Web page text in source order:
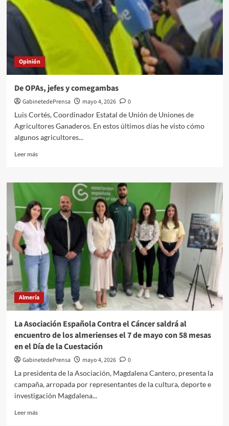
Níjar)
Opinión
De OPAs, jefes y comegambas
GabinetedePrensa mayo 4, 2026
0
Luis Cortés, Coordinador Estatal de Unión de Uniones de
Agricultores Ganaderos. En estos últimos días he visto cómo
algunos agricultores...
Leer másLeer
De
jefes
y
comegambas
Almería
La Asociación Española Contra el Cáncer saldrá al
encuentro de los almerienses el 7 de mayo con 58 mesas
en el Día de la Cuestación
GabinetedePrensa mayo 4, 2026
0
La presidenta de la Asociación, Magdalena Cantero, presenta la
campaña, arropada por representantes de la cultura, deporte e
investigación Magdalena...
Leer másLeer